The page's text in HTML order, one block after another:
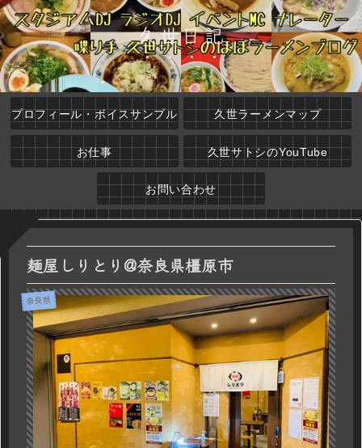
久世日記
プロフィール・ボイスサンプル 久世ラーメンマップ
お仕事 久世サトシのYouTube
お問い合わせ
麺屋しりとり@奈良県橿原市
奈良県